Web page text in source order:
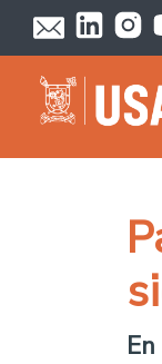
Passar para o